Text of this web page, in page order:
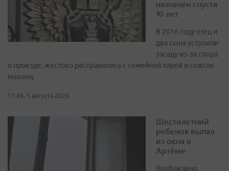
назначен спустя
10 лет
В 2016 году отец и
два сына устроили
засаду из‑за спора
о проезде, жестоко расправились с семейной парой и сожгли
машину
11:49, 5 августа 2026
Шестилетний
ребенок выпал
из окна в
Артёме
Возбуждено